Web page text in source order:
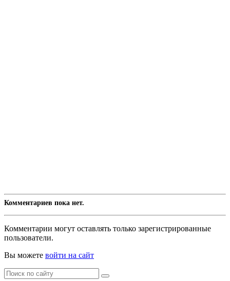
Комментариев пока нет.
Комментарии могут оставлять только зарегистрированные
пользователи.
Вы можете войти на сайт